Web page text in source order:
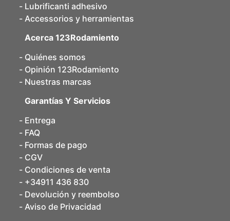
Lubrificanti adhesivo
Accessorios y herramientas
Acerca 123Rodamiento
Quiénes somos
Opinión 123Rodamiento
Nuestras marcas
Garantías Y Servicios
Entrega
FAQ
Formas de pago
CGV
Condiciones de venta
+34911 436 830
Devolución y reembolso
Aviso de Privacidad